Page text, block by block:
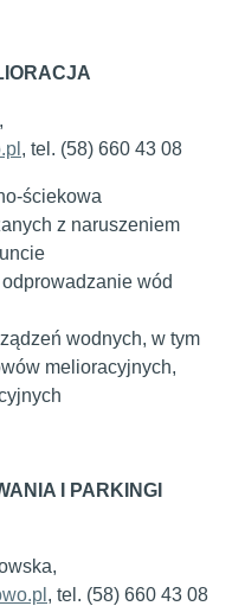
, tel. (58) 660 43 08
ściekowa
z naruszeniem
wód
wodnych, w tym
melioracyjnych,
I PARKINGI
, tel. (58) 660 43 08